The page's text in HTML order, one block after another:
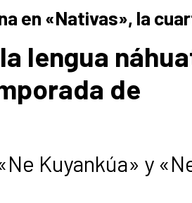
en «Nativas», la
lengua
de
Kuyankúa» y